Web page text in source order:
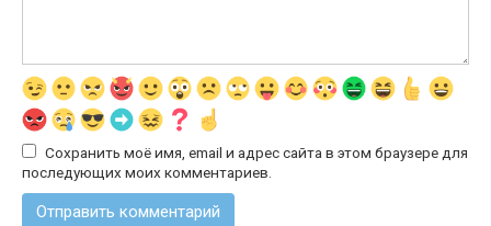
Сохранить моё имя, email и адрес сайта в этом браузере для
последующих моих комментариев.